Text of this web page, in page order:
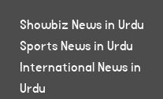
Showbiz News in Urdu
Sports News in Urdu
International News in
Urdu